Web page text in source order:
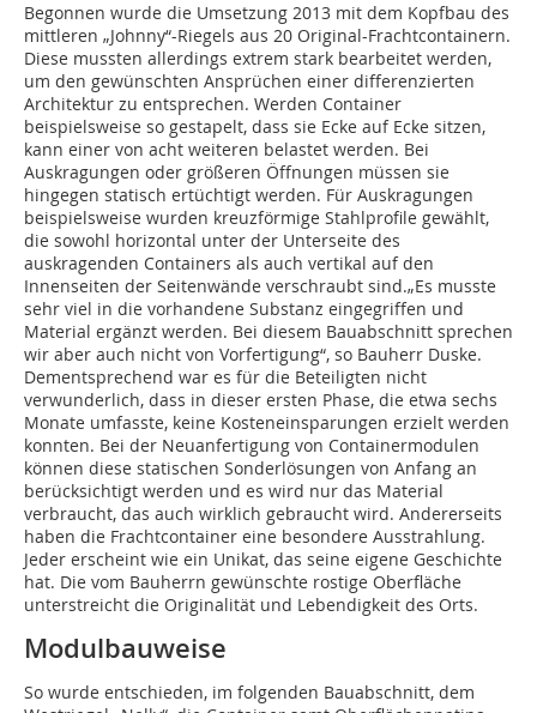
Begonnen wurde die Umsetzung 2013 mit dem Kopfbau des
mittleren „Johnny“-Riegels aus 20 Original-Frachtcontainern.
Diese mussten allerdings extrem stark bearbeitet werden,
um den gewünschten Ansprüchen einer differenzierten
Architektur zu entsprechen. Werden Container
beispielsweise so gestapelt, dass sie Ecke auf Ecke sitzen,
kann einer von acht weiteren belastet werden. Bei
Auskragungen oder größeren Öffnungen müssen sie
hingegen statisch ertüchtigt werden. Für Auskragungen
beispielsweise wurden kreuzförmige Stahlprofile gewählt,
die sowohl horizontal unter der Unterseite des
auskragenden Containers als auch vertikal auf den
Innenseiten der Seitenwände verschraubt sind.„Es musste
sehr viel in die vorhandene Substanz eingegriffen und
Material ergänzt werden. Bei diesem Bauabschnitt sprechen
wir aber auch nicht von Vorfertigung“, so Bauherr Duske.
Dementsprechend war es für die Beteiligten nicht
verwunderlich, dass in dieser ersten Phase, die etwa sechs
Monate umfasste, keine Kosteneinsparungen erzielt werden
konnten. Bei der Neuanfertigung von Containermodulen
können diese statischen Sonderlösungen von Anfang an
berücksichtigt werden und es wird nur das Material
verbraucht, das auch wirklich gebraucht wird. Andererseits
haben die Frachtcontainer eine besondere Ausstrahlung.
Jeder erscheint wie ein Unikat, das seine eigene Geschichte
hat. Die vom Bauherrn gewünschte rostige Oberfläche
unterstreicht die Originalität und Lebendigkeit des Orts.
Modulbauweise
So wurde entschieden, im folgenden Bauabschnitt, dem